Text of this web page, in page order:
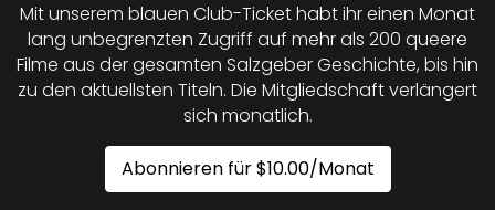
Mit unserem blauen Club-Ticket habt ihr einen Monat
lang unbegrenzten Zugriff auf mehr als 200 queere
Filme aus der gesamten Salzgeber Geschichte, bis hin
zu den aktuellsten Titeln. Die Mitgliedschaft verlängert
sich monatlich.
Abonnieren für $10.00/Monat